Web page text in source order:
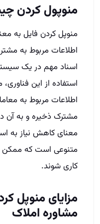
منوپول کردن
منوپل کردن فایل به
اطلاعات مربوط به
اسناد مهم در یک
استفاده از این
اطلاعات مربوط به
مشترک ذخیره و به آن
معنای کاهش نیاز به
متنوعی است که ممکن
کاری شوند.
مزایای منوپل
مشاوره املاک